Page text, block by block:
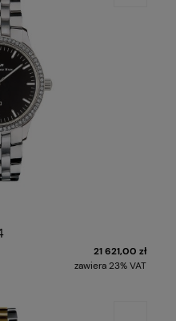
21 621,00 zł
zawiera 23% VAT